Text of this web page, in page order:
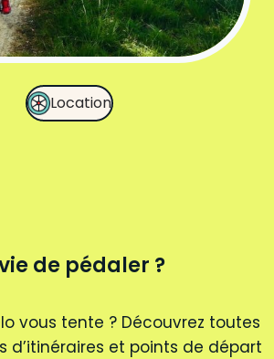
Location
de pédaler ?
vous tente ? Découvrez toutes
d’itinéraires et points de départ